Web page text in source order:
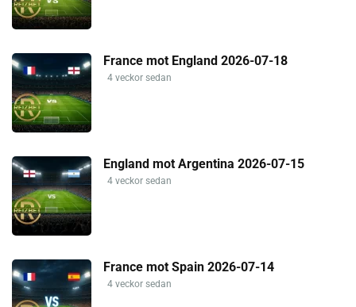
France mot England 2026-07-18
4 veckor sedan
England mot Argentina 2026-07-15
4 veckor sedan
France mot Spain 2026-07-14
4 veckor sedan